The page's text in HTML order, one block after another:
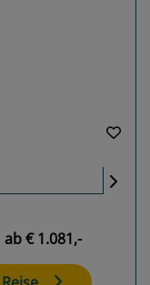
ab€ 1.081,-